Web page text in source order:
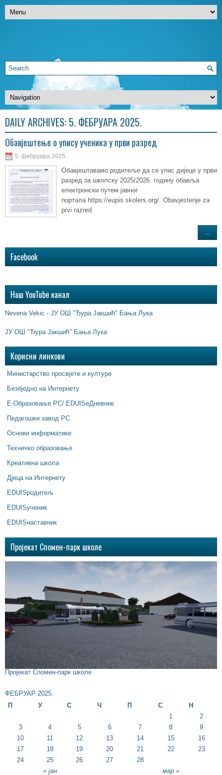
DAILY ARCHIVES: 5. ФЕБРУАРА 2025.
Обавјештење о упису ученика у први разред
5. фебруара 2025.
Обавјештавамо родитеље да се упис дијеце у први
разред за школску 2025/2026. годину обавља
електронски путем јавног
портала https://eupis.skolers.org/. Obavjestenje za
prvi razred
...
Facebook
Наш YouTube канал
Nevena Vekic - ЈУ ОШ "Ђура Јакшић" Бања Лука
ЈУ ОШ "Ђура Јакшић" Бања Лука
Корисни линкови
Министарство просвјете и културе
Безбједно на Интернету
Е-Образовање РС/ EDUISeДневник
Педагошки завод РС
Основи информатике
Техничко образовање
Креативна школа
Дјеца на Интернету
EDUISродитељ
EDUISученик
EDUISнаставник
Пројекат Спомен-парк школе
Пројекат Спомен-парк школе
ФЕБРУАР 2025.
П
У С Ч П С Н
« јан мар »
1
2
3
4 5 6 7 8
9
10
11 12 13 14 15
16
17
18 19 20 21 22
23
24
25 26 27 28